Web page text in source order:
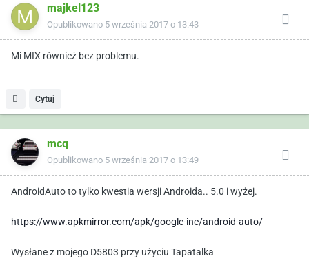
majkel123
Opublikowano 5 września 2017 o 13:43
Mi MIX również bez problemu.
Cytuj
mcq
Opublikowano 5 września 2017 o 13:49
AndroidAuto to tylko kwestia wersji Androida.. 5.0 i wyżej.
https://www.apkmirror.com/apk/google-inc/android-auto/
Wysłane z mojego D5803 przy użyciu Tapatalka